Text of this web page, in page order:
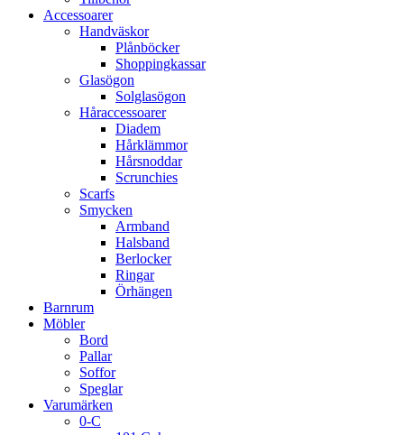
Accessoarer
Handväskor
Plånböcker
Shoppingkassar
Glasögon
Solglasögon
Håraccessoarer
Diadem
Hårklämmor
Hårsnoddar
Scrunchies
Scarfs
Smycken
Armband
Halsband
Berlocker
Ringar
Örhängen
Barnrum
Möbler
Bord
Pallar
Soffor
Speglar
Varumärken
0-C